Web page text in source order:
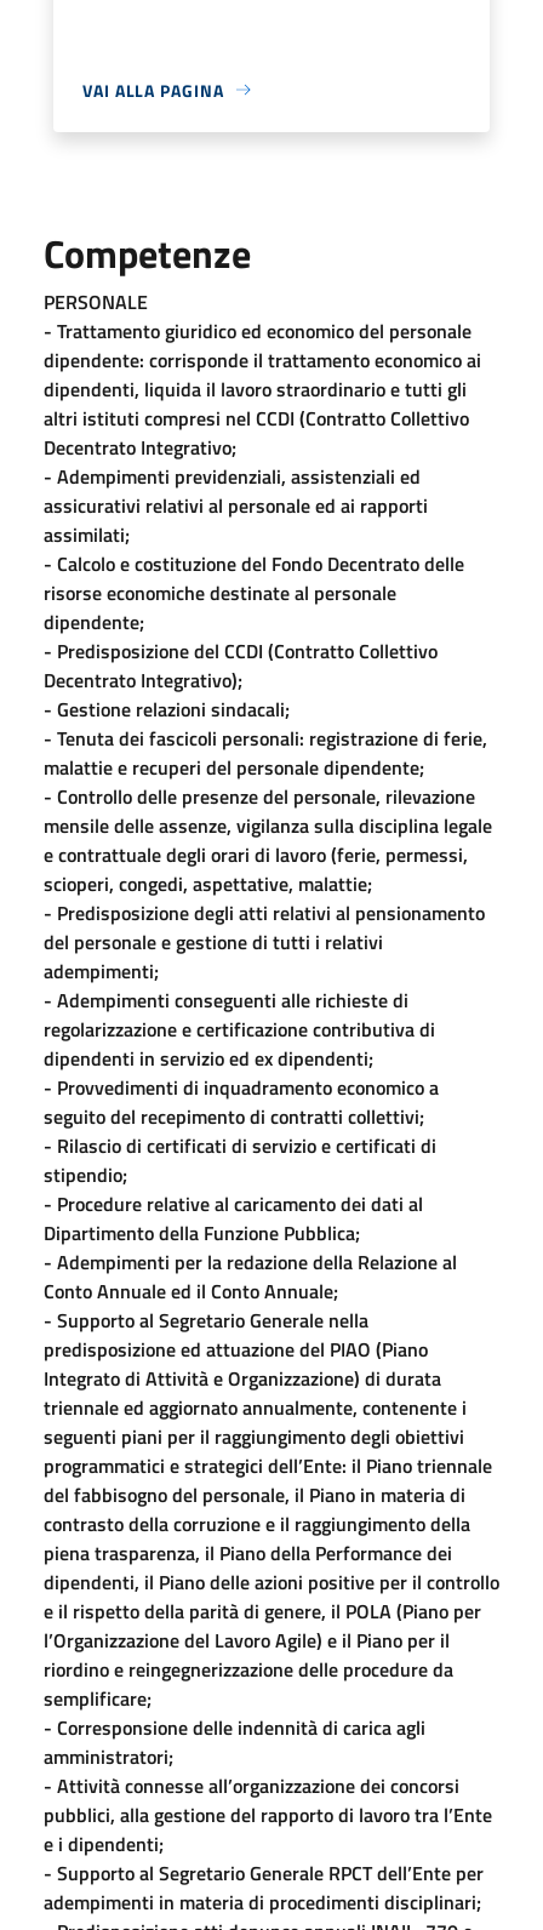
VAI ALLA PAGINA
Competenze
PERSONALE
- Trattamento giuridico ed economico del personale
dipendente: corrisponde il trattamento economico ai
dipendenti, liquida il lavoro straordinario e tutti gli
altri istituti compresi nel CCDI (Contratto Collettivo
Decentrato Integrativo;
- Adempimenti previdenziali, assistenziali ed
assicurativi relativi al personale ed ai rapporti
assimilati;
- Calcolo e costituzione del Fondo Decentrato delle
risorse economiche destinate al personale
dipendente;
- Predisposizione del CCDI (Contratto Collettivo
Decentrato Integrativo);
- Gestione relazioni sindacali;
- Tenuta dei fascicoli personali: registrazione di ferie,
malattie e recuperi del personale dipendente;
- Controllo delle presenze del personale, rilevazione
mensile delle assenze, vigilanza sulla disciplina legale
e contrattuale degli orari di lavoro (ferie, permessi,
scioperi, congedi, aspettative, malattie;
- Predisposizione degli atti relativi al pensionamento
del personale e gestione di tutti i relativi
adempimenti;
- Adempimenti conseguenti alle richieste di
regolarizzazione e certificazione contributiva di
dipendenti in servizio ed ex dipendenti;
- Provvedimenti di inquadramento economico a
seguito del recepimento di contratti collettivi;
- Rilascio di certificati di servizio e certificati di
stipendio;
- Procedure relative al caricamento dei dati al
Dipartimento della Funzione Pubblica;
- Adempimenti per la redazione della Relazione al
Conto Annuale ed il Conto Annuale;
- Supporto al Segretario Generale nella
predisposizione ed attuazione del PIAO (Piano
Integrato di Attività e Organizzazione) di durata
triennale ed aggiornato annualmente, contenente i
seguenti piani per il raggiungimento degli obiettivi
programmatici e strategici dell’Ente: il Piano triennale
del fabbisogno del personale, il Piano in materia di
contrasto della corruzione e il raggiungimento della
piena trasparenza, il Piano della Performance dei
dipendenti, il Piano delle azioni positive per il controllo
e il rispetto della parità di genere, il POLA (Piano per
l’Organizzazione del Lavoro Agile) e il Piano per il
riordino e reingegnerizzazione delle procedure da
semplificare;
- Corresponsione delle indennità di carica agli
amministratori;
- Attività connesse all’organizzazione dei concorsi
pubblici, alla gestione del rapporto di lavoro tra l’Ente
e i dipendenti;
- Supporto al Segretario Generale RPCT dell’Ente per
adempimenti in materia di procedimenti disciplinari;